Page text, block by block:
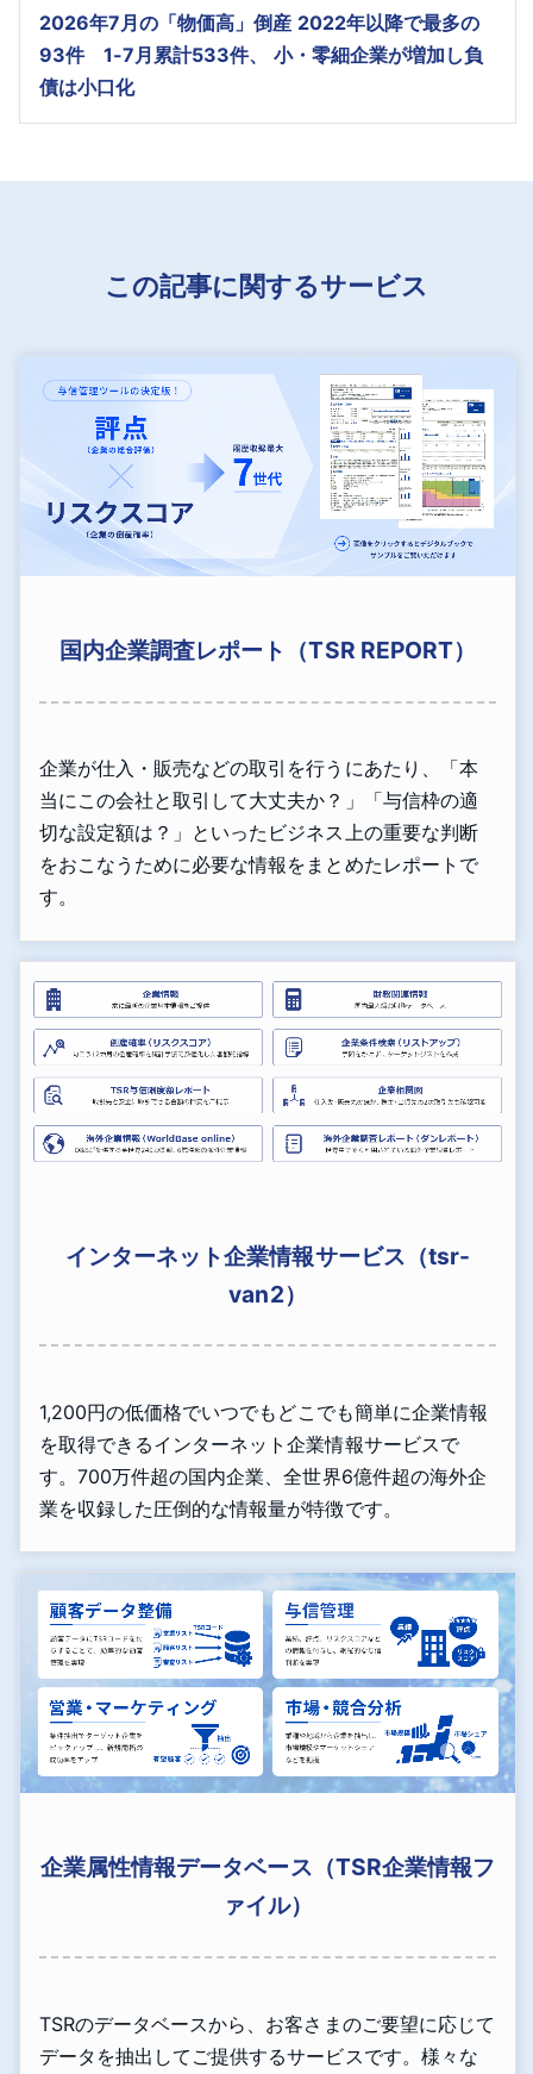
2026年7月の「物価高」倒産 2022年以降で最多の
93件 1-7月累計533件、 小・零細企業が増加し負
債は小口化
この記事に関するサービス
国内企業調査レポート（TSR REPORT）
企業が仕入・販売などの取引を行うにあたり、「本
当にこの会社と取引して大丈夫か？」「与信枠の適
切な設定額は？」といったビジネス上の重要な判断
をおこなうために必要な情報をまとめたレポートで
す。
インターネット企業情報サービス（tsr-
van2）
1,200円の低価格でいつでもどこでも簡単に企業情報
を取得できるインターネット企業情報サービスで
す。700万件超の国内企業、全世界6億件超の海外企
業を収録した圧倒的な情報量が特徴です。
企業属性情報データベース（TSR企業情報フ
ァイル）
TSRのデータベースから、お客さまのご要望に応じて
データを抽出してご提供するサービスです。様々な